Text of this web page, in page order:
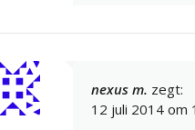
nexus m. zegt:
12 juli 2014 om